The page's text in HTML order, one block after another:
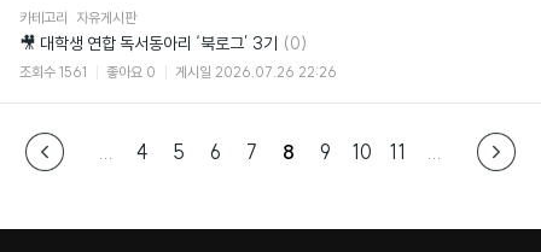
카테고리 자유게시판
🎥 대학생 연합 독서동아리 ‘북로그’ 3기
댓
글
(0)
조회수 1561 좋아요 0 게시일 2026.07.26 22:26
4 5 6 7 8 9 10 11